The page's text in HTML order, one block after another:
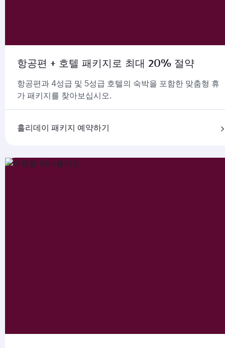
항공편 + 호텔 패키지로 최대 20% 절약
항공편과 4성급 및 5성급 호텔의 숙박을 포함한 맞춤형 휴
가 패키지를 찾아보십시오.
홀리데이 패키지 예약하기